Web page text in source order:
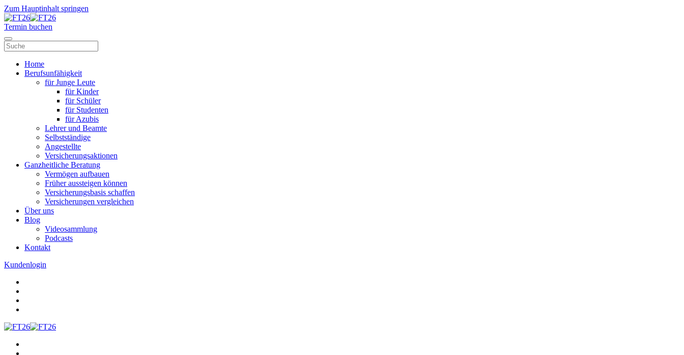
Zum Hauptinhalt springen
Termin buchen
Home
Berufsunfähigkeit
für Junge Leute
für Kinder
für Schüler
für Studenten
für Azubis
Lehrer und Beamte
Selbstständige
Angestellte
Versicherungsaktionen
Ganzheitliche Beratung
Vermögen aufbauen
Früher aussteigen können
Versicherungsbasis schaffen
Versicherungen vergleichen
Über uns
Blog
Videosammlung
Podcasts
Kontakt
Kundenlogin